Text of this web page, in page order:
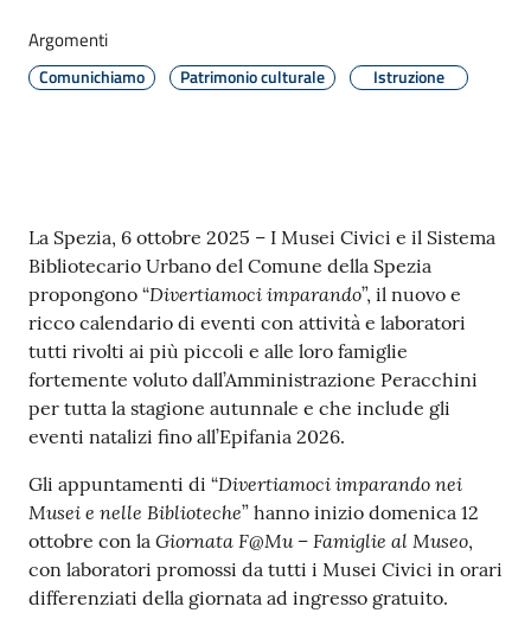
il
Comune
C
e
r
t
i
f
i
c
t
i
A
n
a
Argomenti
Comunichiamo Patrimonio culturale Istruzione
Contenuto
La Spezia, 6 ottobre 2025 – I Musei Civici e il Sistema
Bibliotecario Urbano del Comune della Spezia
propongono “Divertiamoci imparando”, il nuovo e
ricco calendario di eventi con attività e laboratori
tutti rivolti ai più piccoli e alle loro famiglie
fortemente voluto dall’Amministrazione Peracchini
per tutta la stagione autunnale e che include gli
eventi natalizi fino all’Epifania 2026.
Gli appuntamenti di “Divertiamoci imparando nei
Musei e nelle Biblioteche” hanno inizio domenica 12
ottobre con la Giornata F@Mu – Famiglie al Museo,
con laboratori promossi da tutti i Musei Civici in orari
differenziati della giornata ad ingresso gratuito.